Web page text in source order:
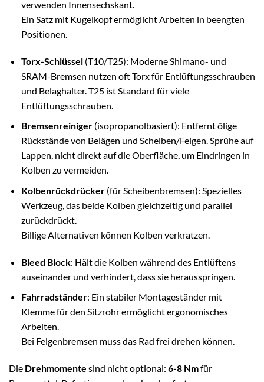
verwenden Innensechskant.
Ein Satz mit Kugelkopf ermöglicht Arbeiten in beengten
Positionen.
Torx-Schlüssel(T10/T25): Moderne Shimano- und
SRAM-Bremsen nutzen oft Torx für Entlüftungsschrauben
und Belaghalter. T25 ist Standard für viele
Entlüftungsschrauben.
Bremsenreiniger(isopropanolbasiert): Entfernt ölige
Rückstände von Belägen und Scheiben/Felgen. Sprühe auf
Lappen, nicht direkt auf die Oberfläche, um Eindringen in
Kolben zu vermeiden.
Kolbenrückdrücker(für Scheibenbremsen): Spezielles
Werkzeug, das beide Kolben gleichzeitig und parallel
zurückdrückt.
Billige Alternativen können Kolben verkratzen.
Bleed Block: Hält die Kolben während des Entlüftens
auseinander und verhindert, dass sie herausspringen.
Fahrradständer: Ein stabiler Montageständer mit
Klemme für den Sitzrohr ermöglicht ergonomisches
Arbeiten.
Bei Felgenbremsen muss das Rad frei drehen können.
Die Drehmomente sind nicht optional: 6-8 Nmfür